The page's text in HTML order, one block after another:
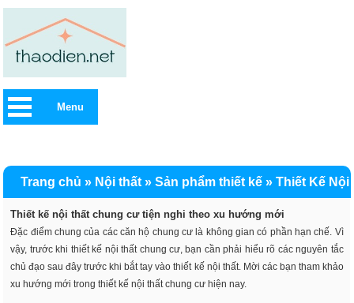
Thiết kế nội thất chung cư tiện nghi theo xu hướng mới
Đặc điểm chung của các căn hộ chung cư là không gian có phần hạn chế. Vì
vậy, trước khi thiết kế nội thất chung cư, bạn cần phải hiểu rõ các nguyên tắc
chủ đạo sau đây trước khi bắt tay vào thiết kế nội thất. Mời các bạn tham khảo
xu hướng mới trong thiết kế nội thất chung cư hiện nay.
Trang chủ » Nội thất »Sản phẩm thiết kế »Thiết Kế Nội
Thất Căn Hộ
Menu